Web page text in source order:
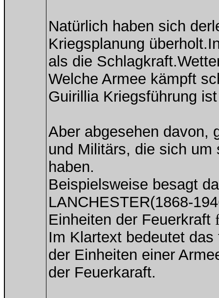
Natürlich haben sich
Kriegsplanung
als die
Welche Armee kämpft
Guirillia Kriegsführung
Aber abgesehen davon,
und Militärs, die sich um
haben.
Beispielsweise besagt
LANCHESTER(1868-
Einheiten der Feuerkraft
Im Klartext bedeutet
der Einheiten einer
der Feuerkaraft.